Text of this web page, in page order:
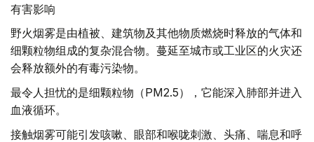
有害影响
野火烟雾是由植被、建筑物及其他物质燃烧时释放的气体和
细颗粒物组成的复杂混合物。蔓延至城市或工业区的火灾还
会释放额外的有毒污染物。
最令人担忧的是细颗粒物（PM2.5），它能深入肺部并进入
血液循环。
接触烟雾可能引发咳嗽、眼部和喉咙刺激、头痛、喘息和呼